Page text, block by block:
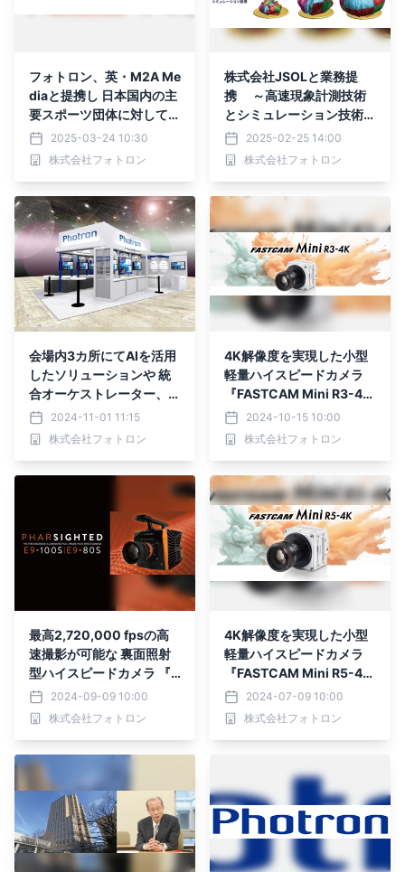
フォトロン、英・M2A Me
diaと提携し 日本国内の主
要スポーツ団体に対して
拡張性の高い中継映像制
作・配信向けワークフロー
を提供
2025-03-24 10:30
株式会社フォトロン
株式会社JSOLと業務提
携 ～高速現象計測技術
とシミュレーション技術を
融合、 より現実に近いシ
ミュレーションを目指す～
2025-02-25 14:00
株式会社フォトロン
会場内3カ所にてAIを活用
したソリューションや 統
合オーケストレーター、ワ
ークフローに合わせた ネ
ットワーク製品、クラウド
活用のスポーツコンテンツ
(水)から3日間開催「Inter
2024-11-01 11:15
株式会社フォトロン
4K解像度を実現した小型
軽量ハイスピードカメラ
『FASTCAM Mini R3-4
K』2024年10月17日 新
発売
2024-10-15 10:00
株式会社フォトロン
最高2,720,000 fpsの高
速撮影が可能な 裏面照射
型ハイスピードカメラ 『P
harsighted E9・100S / E
9・80S』を 9月9日より
取り扱い開始
2024-09-09 10:00
株式会社フォトロン
4K解像度を実現した小型
軽量ハイスピードカメラ
『FASTCAM Mini R5-4
K』2024年7月11日より発
売
2024-07-09 10:00
株式会社フォトロン